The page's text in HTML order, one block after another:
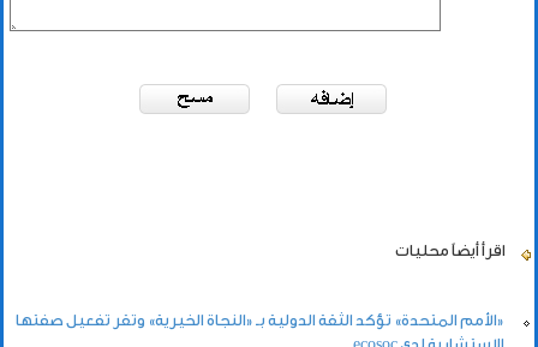
اقرأ أيضاً محليات
«الأمم المتحدة» تؤكد الثقة الدولية بـ «النجاة الخيرية» وتقر تفعيل صفتها